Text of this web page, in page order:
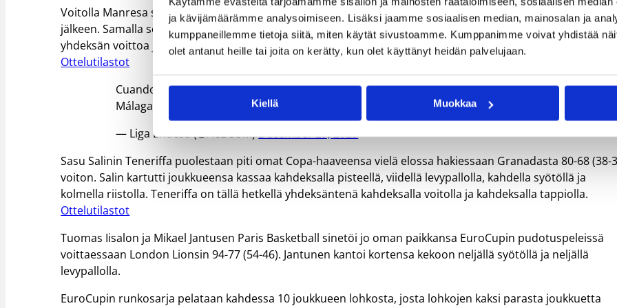
ja kävijämäärämme analysoimiseen. Lisäksi jaamme sosiaalisen median, mainosalan ja
kumppaneillemme tietoja siitä, miten käytät sivustoamme. Kumppanimme voivat yhdistää
olet antanut heille tai joita on kerätty, kun olet käyttänyt heidän palvelujaan.
Kiellä Muokkaa
Voitolla Manresa sinetöi sen, että se on kahdeksan parhaan joukkueen joukossa runkosarjan
jälkeen. Samalla se lunasti lipun helmikuussa Malagassa pelattavassa Copa del Rey’ssä. Manresan saldo on
yhdeksän voittoa ja seitsemän tappiota.
Ottelutilastot
Cuando sabes que estás un pasito más cerca de conseguir el billete para la#CopaACB
Málaga 2024
#LigaEndesa|@BasquetManresa
pic.twitter.com/kDpa3PHdAw
— Liga Endesa (@ACBCOM)December 29, 2023
Sasu Salinin Teneriffa puolestaan piti omat Copa-haaveensa vielä elossa hakiessaan Granadasta 80-68 (38-
voiton. Salin kartutti joukkueensa kassaa kahdeksalla pisteellä, viidellä levypallolla, kahdella syötöllä ja
kolmella riistolla. Teneriffa on tällä hetkellä yhdeksäntenä kahdeksalla voitolla ja kahdeksalla tappiolla.
Ottelutilastot
Tuomas Iisalon ja Mikael Jantusen Paris Basketball sinetöi jo oman paikkansa EuroCupin pudotuspeleissä
voittaessaan London Lionsin 94-77 (54-46). Jantunen kantoi kortensa kekoon neljällä syötöllä ja neljällä
levypallolla.
EuroCupin runkosarja pelataan kahdessa 10 joukkueen lohkosta, josta lohkojen kaksi parasta joukkuetta